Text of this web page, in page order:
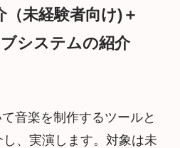
未経験者向け)＋
システムの紹介
音楽を制作するツールと
、実演します。対象は未